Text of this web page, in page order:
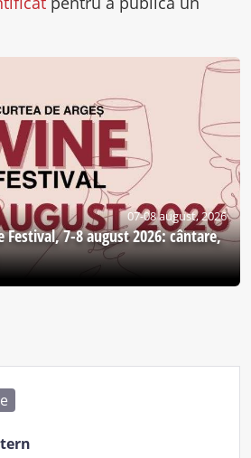
07-08 august, 2026
Festival, 7-8 august 2026: cântare,